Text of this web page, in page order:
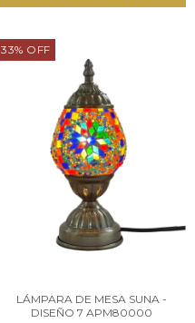
33% OFF
LÁMPARA DE MESA SUNA -
DISEÑO 7 APM80000